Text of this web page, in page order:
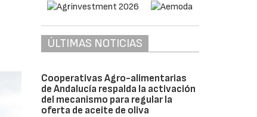
ÚLTIMAS NOTICIAS
Cooperativas Agro-alimentarias
de Andalucía respalda la activación
del mecanismo para regular la
oferta de aceite de oliva